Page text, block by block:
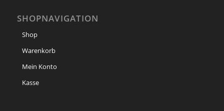
SHOPNAVIGATION
Shop
Warenkorb
Mein Konto
Kasse